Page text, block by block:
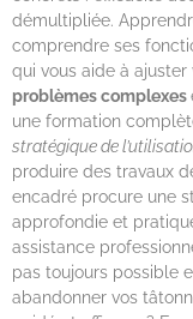
démultipliée.
comprendre ses
qui vous aide à
problèmes complexes
une formation
stratégique de
produire des travaux
encadré procure une
approfondie et
assistance
pas toujours possible
abandonner vos